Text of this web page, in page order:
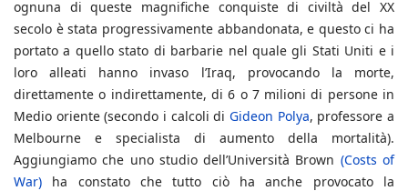
ognuna di queste magnifiche conquiste di civiltà del XX
secolo è stata progressivamente abbandonata, e questo ci ha
portato a quello stato di barbarie nel quale gli Stati Uniti e i
loro alleati hanno invaso l’Iraq, provocando la morte,
direttamente o indirettamente, di 6 o 7 milioni di persone in
Medio oriente (secondo i calcoli di Gideon Polya, professore a
Melbourne e specialista di aumento della mortalità).
Aggiungiamo che uno studio dell’Università Brown (Costs of
War) ha constato che tutto ciò ha anche provocato la